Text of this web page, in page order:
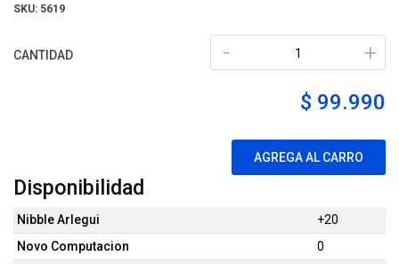
SKU: 5619
CANTIDAD +
-
$ 99.990
AGREGA AL CARRO
Disponibilidad
Nibble Arlegui
+20
Novo Computacion
0